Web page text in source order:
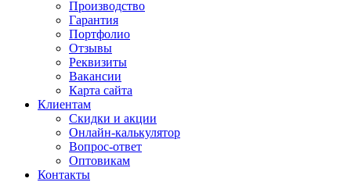
Производство
Гарантия
Портфолио
Отзывы
Реквизиты
Вакансии
Карта сайта
Клиентам
Скидки и акции
Онлайн-калькулятор
Вопрос-ответ
Оптовикам
Контакты